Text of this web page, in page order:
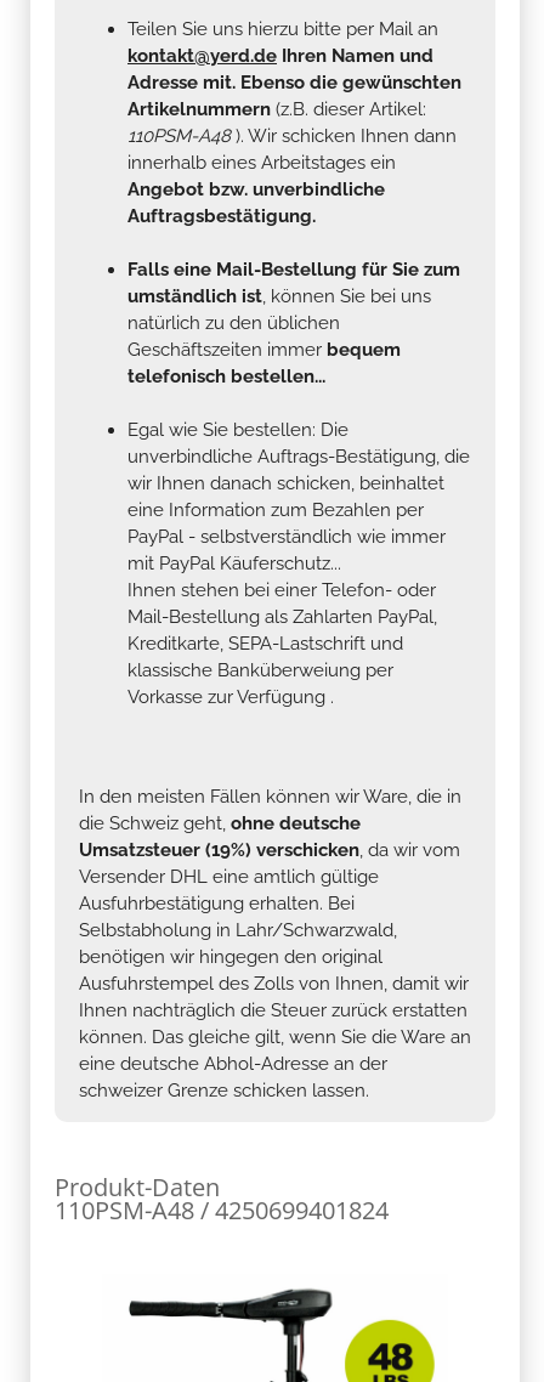
Teilen Sie uns hierzu bitte per Mail an
kontakt@yerd.de Ihren Namen und
Adresse mit. Ebenso die gewünschten
Artikelnummern (z.B. dieser Artikel:
110PSM-A48). Wir schicken Ihnen dann
innerhalb eines Arbeitstages ein
Angebot bzw. unverbindliche
Auftragsbestätigung.
Falls eine Mail-Bestellung für Sie zum
umständlich ist, können Sie bei uns
natürlich zu den üblichen
Geschäftszeiten immer bequem
telefonisch bestellen...
Egal wie Sie bestellen: Die
unverbindliche Auftrags-Bestätigung, die
wir Ihnen danach schicken, beinhaltet
eine Information zum Bezahlen per
PayPal - selbstverständlich wie immer
mit PayPal Käuferschutz...
Ihnen stehen bei einer Telefon- oder
Mail-Bestellung als Zahlarten PayPal,
Kreditkarte, SEPA-Lastschrift und
klassische Banküberweiung per
Vorkasse zur Verfügung .
In den meisten Fällen können wir Ware, die in
die Schweiz geht, ohne deutsche
Umsatzsteuer (19%) verschicken, da wir vom
Versender DHL eine amtlich gültige
Ausfuhrbestätigung erhalten. Bei
Selbstabholung in Lahr/Schwarzwald,
benötigen wir hingegen den original
Ausfuhrstempel des Zolls von Ihnen, damit wir
Ihnen nachträglich die Steuer zurück erstatten
können. Das gleiche gilt, wenn Sie die Ware an
eine deutsche Abhol-Adresse an der
schweizer Grenze schicken lassen.
Produkt-Daten
110PSM-A48 / 4250699401824